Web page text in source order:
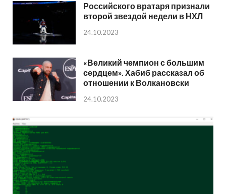
Российского вратаря признали
второй звездой недели в НХЛ
24.10.2023
«Великий чемпион с большим
сердцем». Хабиб рассказал об
отношении к Волкановски
24.10.2023